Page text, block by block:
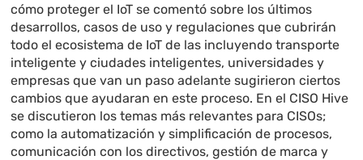
cómo proteger el IoT se comentó sobre los últimos
desarrollos, casos de uso y regulaciones que cubrirán
todo el ecosistema de IoT de las incluyendo transporte
inteligente y ciudades inteligentes, universidades y
empresas que van un paso adelante sugirieron ciertos
cambios que ayudaran en este proceso. En el CISO Hive
se discutieron los temas más relevantes para CISOs;
como la automatización y simplificación de procesos,
comunicación con los directivos, gestión de marca y